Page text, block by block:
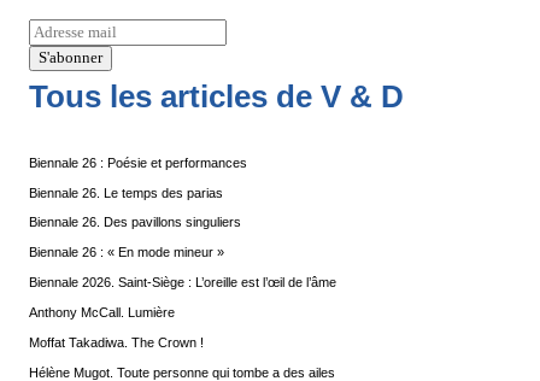
Tous les articles de V & D
Biennale 26 : Poésie et performances
Biennale 26. Le temps des parias
Biennale 26. Des pavillons singuliers
Biennale 26 : « En mode mineur »
Biennale 2026. Saint-Siège : L’oreille est l’œil de l’âme
Anthony McCall. Lumière
Moffat Takadiwa. The Crown !
Hélène Mugot. Toute personne qui tombe a des ailes